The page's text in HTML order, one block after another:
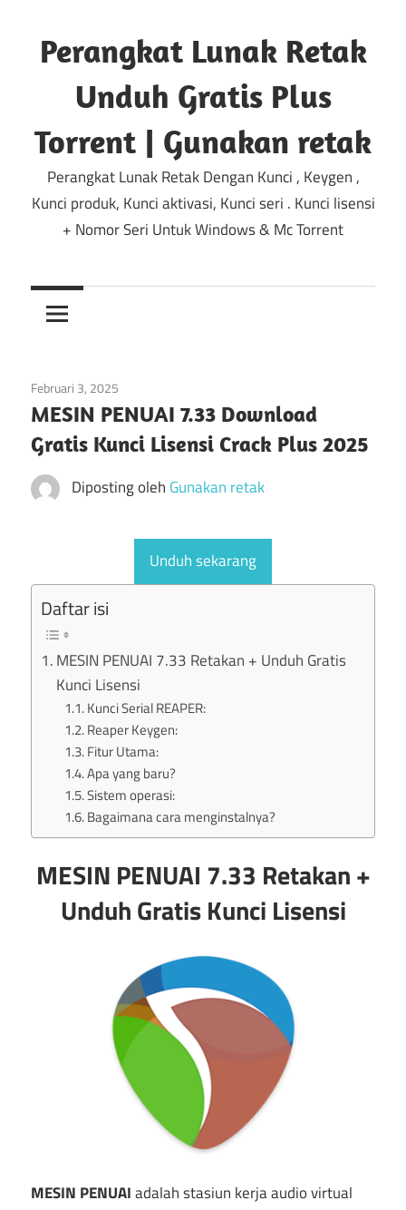
ke
konten
Perangkat Lunak Retak
Unduh Gratis Plus
Torrent | Gunakan retak
Perangkat Lunak Retak Dengan Kunci , Keygen ,
Kunci produk, Kunci aktivasi, Kunci seri . Kunci lisensi
+ Nomor Seri Untuk Windows & Mc Torrent
Februari 3, 2025
MESIN PENUAI 7.33 Download
Gratis Kunci Lisensi Crack Plus 2025
Diposting oleh Gunakan retak
Unduh sekarang
Daftar isi
MESIN PENUAI 7.33 Retakan + Unduh Gratis
Kunci Lisensi
Kunci Serial REAPER:
Reaper Keygen:
Fitur Utama:
Apa yang baru?
Sistem operasi:
Bagaimana cara menginstalnya?
MESIN PENUAI 7.33 Retakan +
Unduh Gratis Kunci Lisensi
MESIN PENUAIadalah stasiun kerja audio virtual